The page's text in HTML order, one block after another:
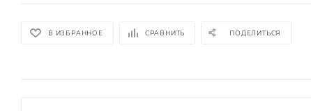
В ИЗБРАННОЕ СРАВНИТЬ ПОДЕЛИТЬСЯ